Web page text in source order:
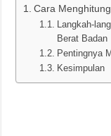
Cara
Langkah-
Berat Badan
Pentingnya
Kesimpulan